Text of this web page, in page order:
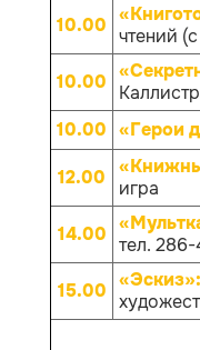
10.00 чтений
10.00
10.00 «Герои
12.00
игра
14.00 тел.
15.00